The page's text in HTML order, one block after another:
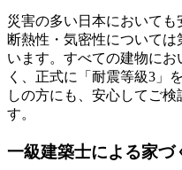
災害の多い日本においても
断熱性・気密性について
います。すべての建物に
く、正式に「耐震等級3」
しの方にも、安心してご
す。
一級建築士による家づ